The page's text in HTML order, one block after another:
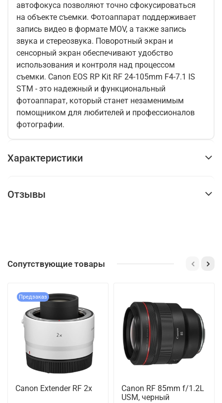
автофокуса позволяют точно сфокусироваться
на объекте съемки. Фотоаппарат поддерживает
запись видео в формате MOV, а также запись
звука и стереозвука. Поворотный экран и
сенсорный экран обеспечивают удобство
использования и контроля над процессом
съемки. Canon EOS RP Kit RF 24-105mm F4-7.1 IS
STM - это надежный и функциональный
фотоаппарат, который станет незаменимым
помощником для любителей и профессионалов
фотографии.
Характеристики
Отзывы
Сопутствующие товары
Предзаказ
Canon Extender RF 2x
Canon RF 85mm f/1.2L
USM, черный